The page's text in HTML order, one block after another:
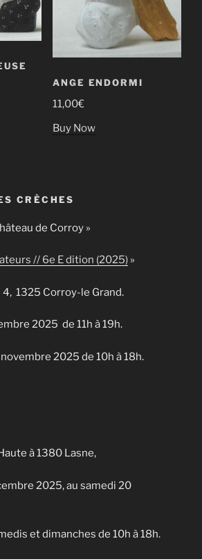
ANGE ENDORMI
11,00€
Buy Now
CRÈCHES
de Corroy »
// 6e E dition (2025) »
1325 Corroy-le Grand.
2025 de 11h à 19h.
2025 de 10h à 18h.
à 1380 Lasne,
2025, au samedi 20
et dimanches de 10h à 18h.